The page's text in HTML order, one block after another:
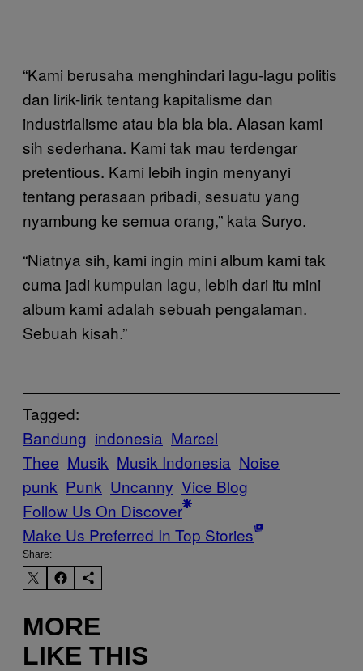
“Kami berusaha menghindari lagu-lagu politis
dan lirik-lirik tentang kapitalisme dan
industrialisme atau bla bla bla. Alasan kami
sih sederhana. Kami tak mau terdengar
pretentious. Kami lebih ingin menyanyi
tentang perasaan pribadi, sesuatu yang
nyambung ke semua orang,” kata Suryo.
“Niatnya sih, kami ingin mini album kami tak
cuma jadi kumpulan lagu, lebih dari itu mini
album kami adalah sebuah pengalaman.
Sebuah kisah.”
Tagged:
Bandung indonesia Marcel
Thee Musik Musik Indonesia Noise
punk Punk Uncanny Vice Blog
Follow Us On Discover
Make Us Preferred In Top Stories
Share:
MORE
LIKE THIS